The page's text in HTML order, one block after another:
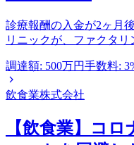
診療報酬の入金が2ヶ月
リニックが、ファクタリ
調達額: 500万円手数料:
飲食業株式会社
【飲食業】コ